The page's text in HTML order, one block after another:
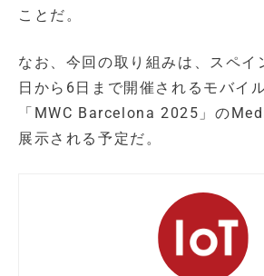
ことだ。
なお、今回の取り組みは、スペ
日から6日まで開催されるモバイ
「MWC Barcelona 2025」の
展示される予定だ。